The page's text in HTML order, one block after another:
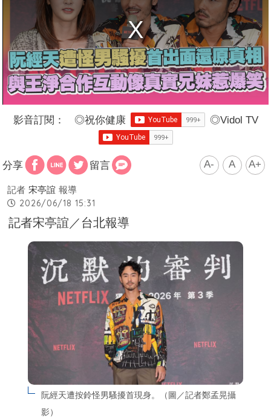
影音訂閱： ◎祝你健康 ◎Vidol TV
分享 留言 A- A A+
記者 宋亭誼 報導
2026/06/18 15:31
記者宋亭誼／台北報導
阮經天遭按鈴怪男騷擾首現身。（圖／記者鄭孟晃攝
影）